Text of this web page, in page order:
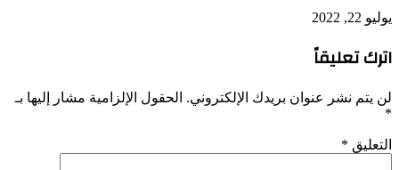
يوليو 22, 2022
اترك تعليقاً
لن يتم نشر عنوان بريدك الإلكتروني. الحقول الإلزامية مشار إليها بـ
*
التعليق *